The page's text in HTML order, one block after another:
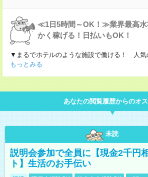
≪1日5時間～OK！≫業界最高水
かく稼げる！日払いもOK！
▼まるでホテルのような施設で働ける！ 人気
もっとみる
あなたの閲覧履歴からのオ
未読
説明会参加で全員に【現金2千円
ト】生活のお手伝い